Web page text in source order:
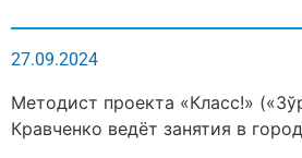
27.09.2024
Методист проекта «Класс!»
Кравченко ведёт занятия в